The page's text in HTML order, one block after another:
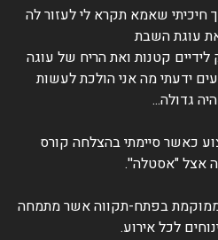
חיכיתי שאמא תקרא לי לעזור לה
עוגת השבת
קטנות ואת הריח של עוגה
ידעתי מה אני הולכת לעשות
גדולה...
כאשר סיימתי בהצלחה קורס
אצל "אסטלה''.
הממוקמת בפתח-תקווה אשר מתמחה
לכל אירוע.